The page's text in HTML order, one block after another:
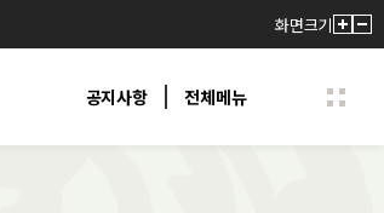
화면크기
공지사항 전체메뉴